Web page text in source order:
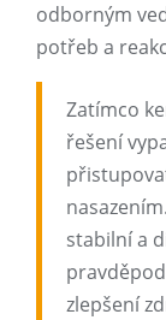
odborným
potřeb a
Zatímco
řešení
stabilní a
zlepšení